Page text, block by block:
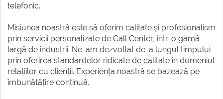
SERVICII
INDUSTRII
NOUTĂȚI
CONTACT
telefonic.
Misiunea noastră este să oferim calitate și profesionalism
prin servicii personalizate de Call Center, într-o gamă
largă de industrii. Ne-am dezvoltat de-a lungul timpului
prin oferirea standardelor ridicate de calitate în domeniul
relațiilor cu clienții. Experiența noastră se bazează pe
îmbunătățire continuă.